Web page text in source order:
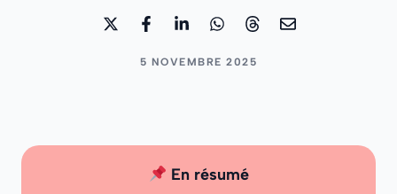
5 NOVEMBRE 2025
En résumé